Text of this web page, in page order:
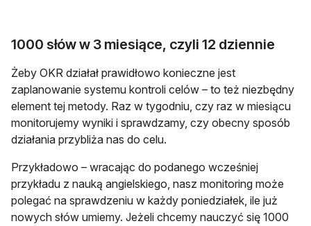
1000 słów w 3 miesiące, czyli 12 dziennie
Żeby OKR działał prawidłowo konieczne jest
zaplanowanie systemu kontroli celów – to też niezbędny
element tej metody. Raz w tygodniu, czy raz w miesiącu
monitorujemy wyniki i sprawdzamy, czy obecny sposób
działania przybliża nas do celu.
Przykładowo – wracając do podanego wcześniej
przykładu z nauką angielskiego, nasz monitoring może
polegać na sprawdzeniu w każdy poniedziałek, ile już
nowych słów umiemy. Jeżeli chcemy nauczyć się 1000